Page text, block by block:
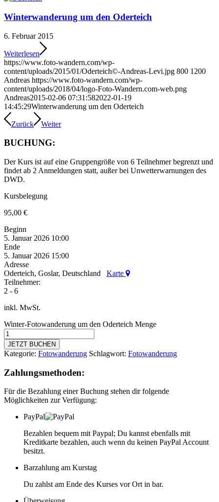
Winterwanderung um den Oderteich
6. Februar 2015
Weiterlesen
https://www.foto-wandern.com/wp-
content/uploads/2015/01/Oderteich©-Andreas-Levi.jpg 800 1200
Andreas https://www.foto-wandern.com/wp-
content/uploads/2018/04/logo-Foto-Wandern.com-web.png
Andreas2015-02-06 07:31:582022-01-19
14:45:29Winterwanderung um den Oderteich
Zurück Weiter
BUCHUNG:
Der Kurs ist auf eine Gruppengröße von 6 Teilnehmer begrenzt und
findet ab 2 Anmeldungen statt, außer bei Unwetterwarnungen des
DWD.
Kursbelegung
95,00 €
Beginn
5. Januar 2026 10:00
Ende
5. Januar 2026 15:00
Adresse
Oderteich, Goslar, Deutschland Karte
Teilnehmer:
2 - 6
inkl. MwSt.
Winter-Fotowanderung um den Oderteich Menge
JETZT BUCHEN
Kategorie: Fotowanderung Schlagwort: Fotowanderung
Zahlungsmethoden:
Für die Bezahlung einer Buchung stehen dir folgende
Möglichkeiten zur Verfügung:
PayPal
Bezahlen bequem mit Paypal; Du kannst ebenfalls mit
Kreditkarte bezahlen, auch wenn du keinen PayPal Account
besitzt.
Barzahlung am Kurstag
Du zahlst am Ende des Kurses vor Ort in bar.